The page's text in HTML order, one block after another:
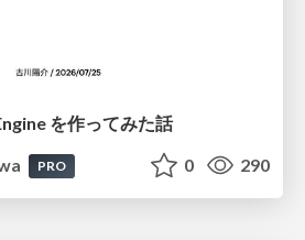
を作ってみた話
PRO 0 290